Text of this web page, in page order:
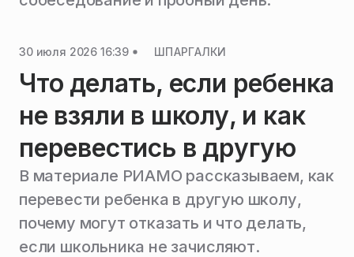
30 июля 2026 16:39 ШПАРГАЛКИ
Что делать, если ребенка
не взяли в школу, и как
перевестись в другую
В материале РИАМО рассказываем, как
перевести ребенка в другую школу,
почему могут отказать и что делать,
если школьника не зачисляют.